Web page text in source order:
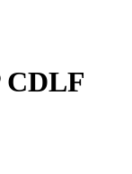
CDLF